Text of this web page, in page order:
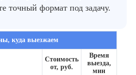
точный формат под задачу.
куда выезжаем
Стоимость
от, руб.
Время
выезда,
мин